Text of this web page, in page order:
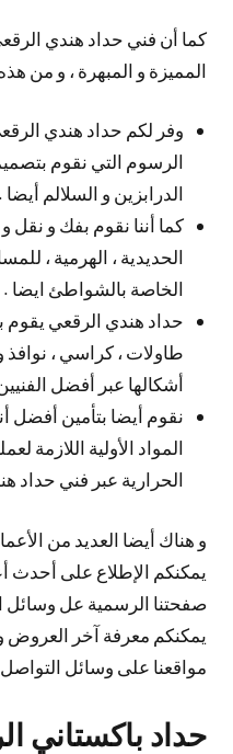
كما أن فني حداد هندي
المميزة و المبهرة ، و من
وفر لكم حداد هندي
الرسوم التي نقوم
الدرابزين و السلالم أيضا .
كما أننا نقوم بفك و نقل
الحديدية ، الهرمية ،
الخاصة بالشواطئ ايضا .
حداد هندي الرقعي يقوم
طاولات ، كراسي ، نوافذ
أشكالها عبر أفضل
نقوم أيضا بتأمين أفضل
المواد الأولية اللازمة
الحرارية عبر فني حداد
و هناك أيضا العديد من
يمكنكم الإطلاع على أحدث
صفحتنا الرسمية عل وسائل
يمكنكم معرفة آخر العروض و
مواقعنا على وسائل
حداد باكستاني